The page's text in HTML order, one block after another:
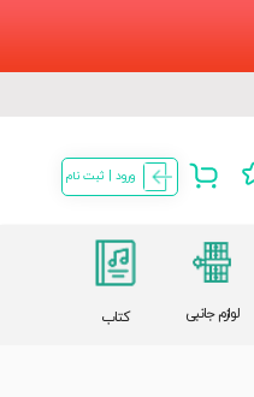
ورود | ثبت نام
لوازم جانبی کتاب